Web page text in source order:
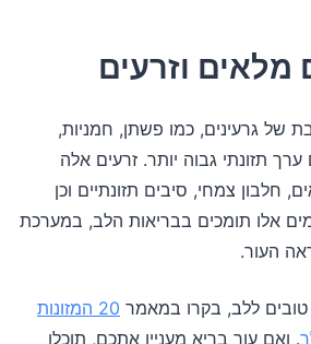
מלאים וזרעים
של גרעינים, כמו פשתן, חמניות,
תזונתי גבוה יותר. זרעים אלה
חלבון צמחי, סיבים תזונתיים וכן
אלו תומכים בבריאות הלב, במערכת
העור.
טובים ללב, בקרו במאמר
20 המזונות
. ואם עור בריא מעניין אתכם, תוכלו